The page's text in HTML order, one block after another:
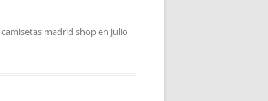
camisetas madrid shopen julio